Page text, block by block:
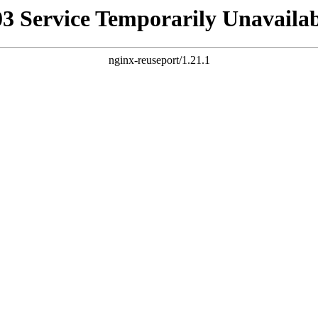
Service Temporarily
nginx-reuseport/1.21.1